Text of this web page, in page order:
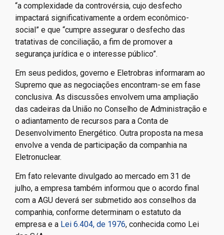
“a complexidade da controvérsia, cujo desfecho
impactará significativamente a ordem econômico-
social” e que “cumpre assegurar o desfecho das
tratativas de conciliação, a fim de promover a
segurança jurídica e o interesse público”.
Em seus pedidos, governo e Eletrobras informaram ao
Supremo que as negociações encontram-se em fase
conclusiva. As discussões envolvem uma ampliação
das cadeiras da União no Conselho de Administração e
o adiantamento de recursos para a Conta de
Desenvolvimento Energético. Outra proposta na mesa
envolve a venda de participação da companhia na
Eletronuclear.
Em fato relevante divulgado ao mercado em 31 de
julho, a empresa também informou que o acordo final
com a AGU deverá ser submetido aos conselhos da
companhia, conforme determinam o estatuto da
empresa e a Lei 6.404, de 1976, conhecida como Lei